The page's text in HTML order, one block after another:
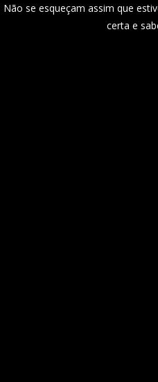
Não se esqueçam assim que
certa e